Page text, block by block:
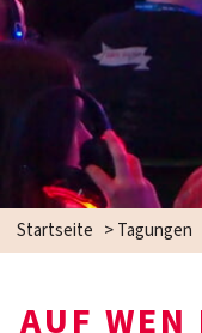
Startseite >Tagungen
AUF WEN